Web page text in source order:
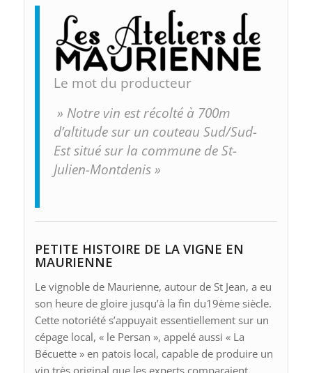
Le mot du producteur
» Notre vin est récolté à 700m
d’altitude sur un couteau Sud/Sud-
Est situé sur la commune de St-
Julien-Montdenis »
PETITE HISTOIRE DE LA VIGNE EN
MAURIENNE
Le vignoble de Maurienne, autour de St Jean, a eu
son heure de gloire jusqu’à la fin du19ème siècle.
Cette notoriété s’appuyait essentiellement sur un
cépage local, « le Persan », appelé aussi « La
Bécuette » en patois local, capable de produire un
vin très original que les experts comparaient